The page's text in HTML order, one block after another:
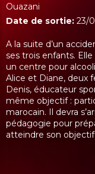
Ouazani
Date de sortie: 23/
A la suite d’un
ses trois enfants.
un centre pour
Alice et Diane, deux
Denis, éducateur
même objectif :
marocain. Il devra
pédagogie pour
atteindre son objectif.